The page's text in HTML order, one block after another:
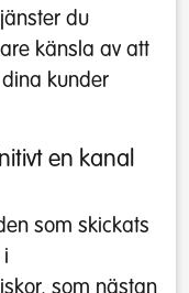
du
känsla av att
kunder
en kanal
som skickats
i
som nästan